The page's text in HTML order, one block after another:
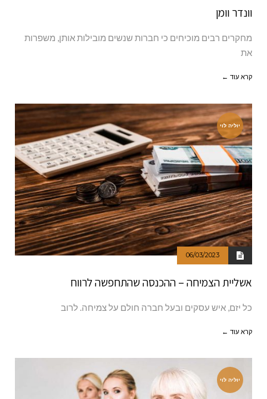
וונדר וומן
מחקרים רבים מוכיחים כי חברות שנשים מובילות אותן, משפרות
את
קרא עוד ←
יוליה לוי
06/03/2023
אשליית הצמיחה – ההכנסה שהתחפשה לרווח
כל יזם, איש עסקים ובעל חברה חולם על צמיחה. לרוב
קרא עוד ←
יוליה לוי